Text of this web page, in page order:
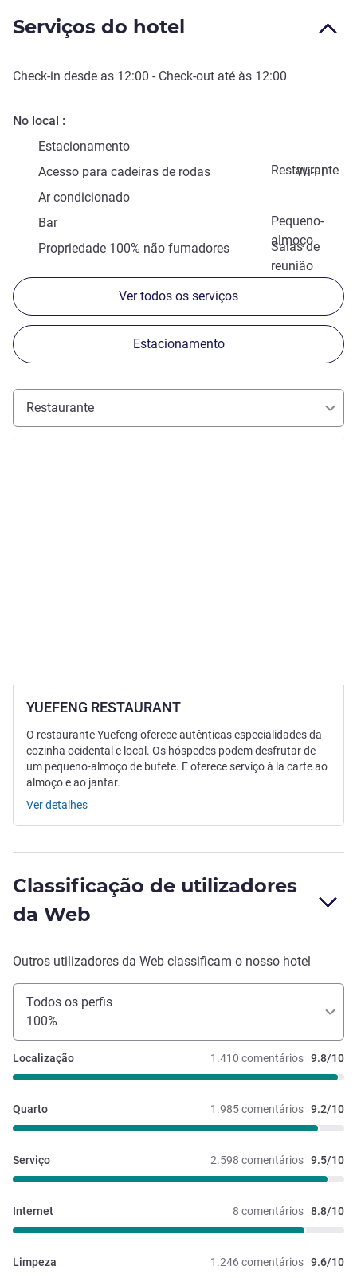
Serviços do hotel
Check-in desde as 12:00 - Check-out até às 12:00
No local
Estacionamento
Restaurante
Acesso para cadeiras de rodas
Wi-Fi
Ar condicionado
Pequeno-
almoço
Bar
Salas de
reunião
Propriedade 100% não fumadores
Ver todos os serviços
Estacionamento
Restaurante
YUEFENG RESTAURANT
O restaurante Yuefeng oferece autênticas especialidades da
cozinha ocidental e local. Os hóspedes podem desfrutar de
um pequeno-almoço de bufete. E oferece serviço à la carte ao
almoço e ao jantar.
Ver detalhes
Classificação de utilizadores
da Web
Outros utilizadores da Web classificam o nosso hotel
Todos os perfis
100%
1.410 comentários 9.8/10
Localização
1.985 comentários 9.2/10
Quarto
2.598 comentários 9.5/10
Serviço
8 comentários 8.8/10
Internet
1.246 comentários 9.6/10
Limpeza